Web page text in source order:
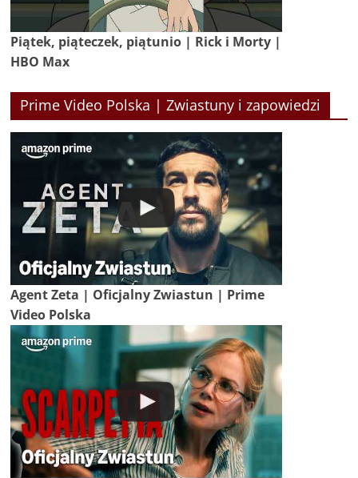
Piątek, piąteczek, piątunio | Rick i Morty |
HBO Max
Prime Video Polska | Zwiastuny i zapowiedzi
Agent Zeta | Oficjalny Zwiastun | Prime
Video Polska